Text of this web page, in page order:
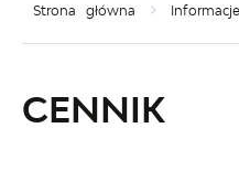
Strona główna Informacje
CENNIK